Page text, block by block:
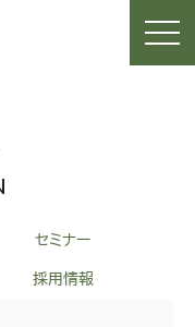
セミナー
採用情報